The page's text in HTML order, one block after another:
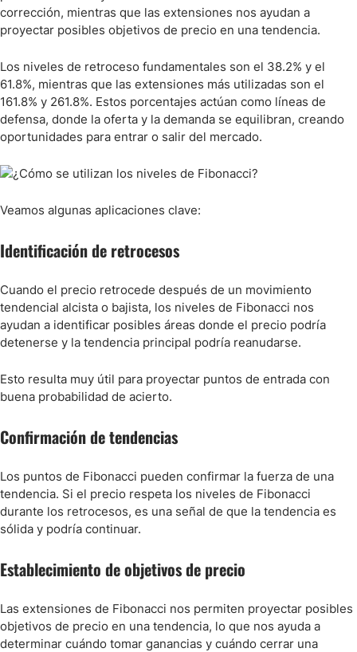
corrección, mientras que las extensiones nos ayudan a
proyectar posibles objetivos de precio en una tendencia.
Los niveles de retroceso fundamentales son el 38.2% y el
61.8%, mientras que las extensiones más utilizadas son el
161.8% y 261.8%. Estos porcentajes actúan como líneas de
defensa, donde la oferta y la demanda se equilibran, creando
oportunidades para entrar o salir del mercado.
Veamos algunas aplicaciones clave:
Identificación de retrocesos
Cuando el precio retrocede después de un movimiento
tendencial alcista o bajista, los niveles de Fibonacci nos
ayudan a identificar posibles áreas donde el precio podría
detenerse y la tendencia principal podría reanudarse.
Esto resulta muy útil para proyectar puntos de entrada con
buena probabilidad de acierto.
Confirmación de tendencias
Los puntos de Fibonacci pueden confirmar la fuerza de una
tendencia. Si el precio respeta los niveles de Fibonacci
durante los retrocesos, es una señal de que la tendencia es
sólida y podría continuar.
Establecimiento de objetivos de precio
Las extensiones de Fibonacci nos permiten proyectar posibles
objetivos de precio en una tendencia, lo que nos ayuda a
determinar cuándo tomar ganancias y cuándo cerrar una